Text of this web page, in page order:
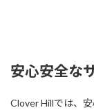
安心安全な
Clover Hillでは、